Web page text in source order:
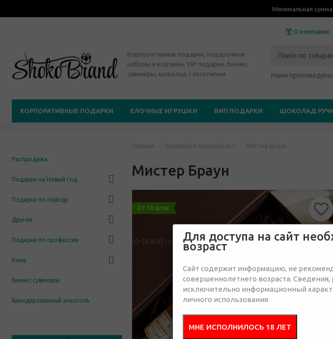
Минимальная сумма
О компании
Корпоративные подарки, подарочные
наборы и корзины, VIP подарки, бизнес
сувениры, шоколад с логотипом
Нами
КОРПОРАТИВНЫЕ ПОДАРКИ ЕЛОЧНЫЕ ИГРУШКИ ВИП ПОДАРКИ ШОКОЛАД
Распродажа
Подарки на Новый год
Подарки по поводу
Другое
Подарки по профессии
Кому
Бизнес сувениры
Брендированный алкоголь
Главная - Коллекция прошлых лет - Мистер Браун
Мистер Браун
От 10 штук
Для доступа на сайт
возраст
Сайт содержит информацию, не
совершеннолетнего возраста.
исключительно информационный
личного использования
МНЕ ИСПОЛНИЛОСЬ 18 ЛЕТ